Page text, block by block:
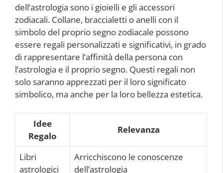
dell’astrologia sono i gioielli e gli accessori
zodiacali. Collane, braccialetti o anelli con il
simbolo del proprio segno zodiacale possono
essere regali personalizzati e significativi, in grado
di rappresentare l’affinità della persona con
l’astrologia e il proprio segno. Questi regali non
solo saranno apprezzati per il loro significato
simbolico, ma anche per la loro bellezza estetica.
Idee
Regalo
Relevanza
Libri
astrologici
Arricchiscono le conoscenze
dell’astrologia